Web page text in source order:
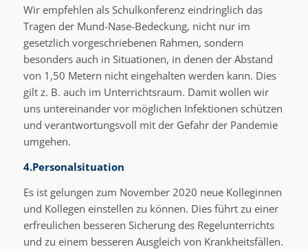
Wir empfehlen als Schulkonferenz eindringlich das
Tragen der Mund-Nase-Bedeckung, nicht nur im
gesetzlich vorgeschriebenen Rahmen, sondern
besonders auch in Situationen, in denen der Abstand
von 1,50 Metern nicht eingehalten werden kann. Dies
gilt z. B. auch im Unterrichtsraum. Damit wollen wir
uns untereinander vor möglichen Infektionen schützen
und verantwortungsvoll mit der Gefahr der Pandemie
umgehen.
4.Personalsituation
Es ist gelungen zum November 2020 neue Kolleginnen
und Kollegen einstellen zu können. Dies führt zu einer
erfreulichen besseren Sicherung des Regelunterrichts
und zu einem besseren Ausgleich von Krankheitsfällen.